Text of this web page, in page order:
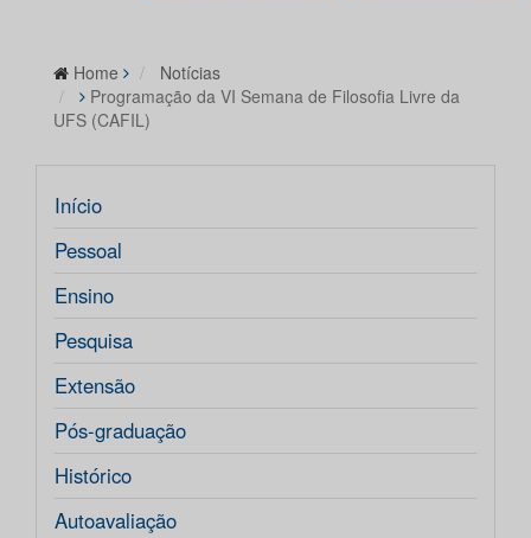
Home
Notícias
Programação da VI Semana de Filosofia Livre da
UFS (CAFIL)
Início
Pessoal
Ensino
Pesquisa
Extensão
Pós-graduação
Histórico
Autoavaliação